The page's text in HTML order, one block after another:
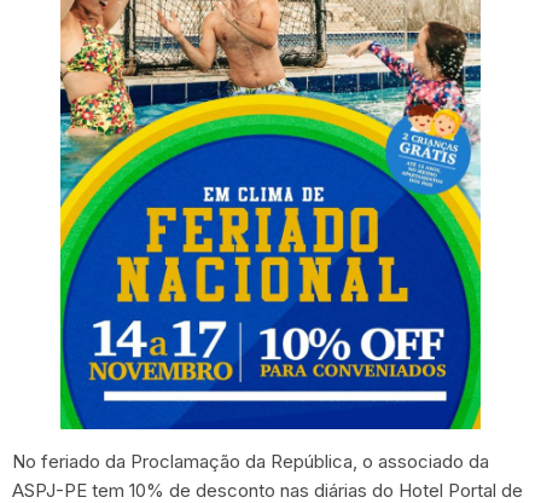
No feriado da Proclamação da República, o associado da
ASPJ-PE tem 10% de desconto nas diárias do Hotel Portal de